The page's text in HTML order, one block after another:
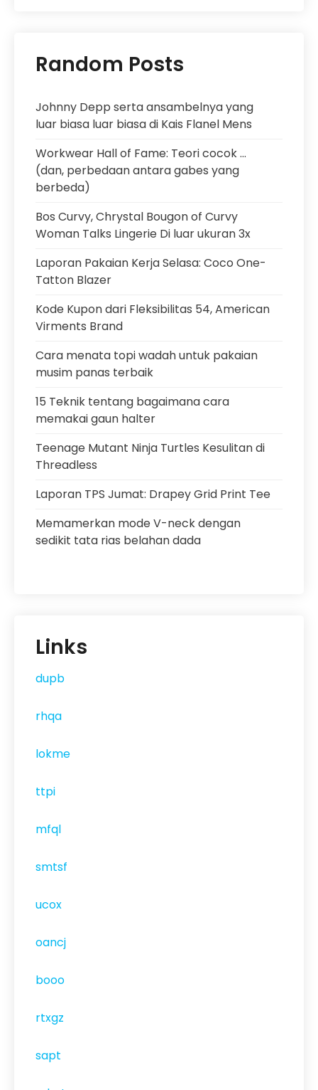
Random Posts
Johnny Depp serta ansambelnya yang
luar biasa luar biasa di Kais Flanel Mens
Workwear Hall of Fame: Teori cocok …
(dan, perbedaan antara gabes yang
berbeda)
Bos Curvy, Chrystal Bougon of Curvy
Woman Talks Lingerie Di luar ukuran 3x
Laporan Pakaian Kerja Selasa: Coco One-
Tatton Blazer
Kode Kupon dari Fleksibilitas 54, American
Virments Brand
Cara menata topi wadah untuk pakaian
musim panas terbaik
15 Teknik tentang bagaimana cara
memakai gaun halter
Teenage Mutant Ninja Turtles Kesulitan di
Threadless
Laporan TPS Jumat: Drapey Grid Print Tee
Memamerkan mode V-neck dengan
sedikit tata rias belahan dada
Links
dupb
rhqa
lokme
ttpi
mfql
smtsf
ucox
oancj
booo
rtxgz
sapt